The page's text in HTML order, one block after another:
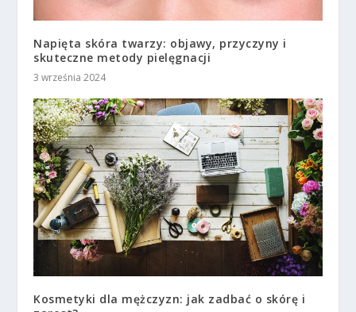
Napięta skóra twarzy: objawy, przyczyny i
skuteczne metody pielęgnacji
3 września 2024
Kosmetyki dla mężczyzn: jak zadbać o skórę i